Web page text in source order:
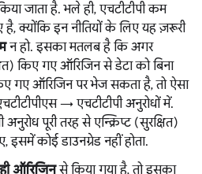
जाता है. भले ही, एचटीटीपी कम
है, क्योंकि इन नीतियों के लिए यह ज़रूरी
न हो. इसका मतलब है कि अगर
किए गए ऑरिजिन से डेटा को बिना
गए ऑरिजिन पर भेज सकता है, तो ऐसा
→ एचटीटीपी अनुरोधों में.
पूरी तरह से एन्क्रिप्ट (सुरक्षित)
इसमें कोई डाउनग्रेड नहीं होता.
ऑरिजिनसे किया गया है, तो इसका